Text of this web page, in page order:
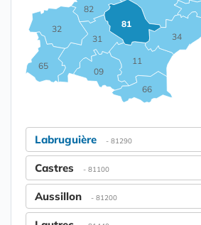
09
11
31
32
34
65
66
81
82
Labruguière - 81290
Castres - 81100
Aussillon - 81200